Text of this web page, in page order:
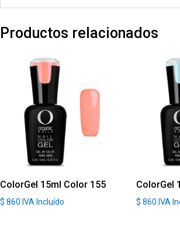
Productos relacionados
ColorGel 15ml Color 155
$ 860 IVA Incluído
ColorGel
$ 860 IVA